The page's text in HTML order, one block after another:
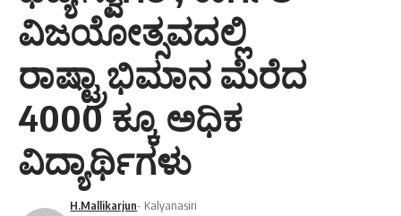
ವಿಜಯೋತ್ಸವದಲ್ಲಿ
ರಾಷ್ಟ್ರಾಭಿಮಾನ ಮೆರೆದ
4000 ಕ್ಕೂ ಅಧಿಕ
ವಿದ್ಯಾರ್ಥಿಗಳು
H.Mallikarjun- Kalyanasiri